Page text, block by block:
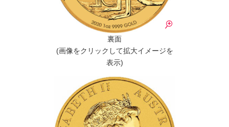
裏面
(画像をクリックして拡大イメージを
表示)